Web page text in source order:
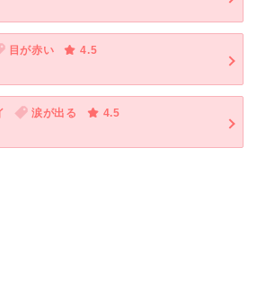
目が赤い
4.5
涙が出る
4.5